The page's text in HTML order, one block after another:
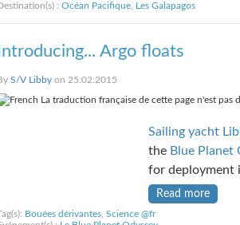
: Océan Pacifique, Les Galapagos
Introducing... Argo floats
S/V Libbyon 25.02.2015
La traduction française de cette page n'est pas
Sailing yacht
the Blue Planet
for deployment
Read more
Bouées dérivantes, Science @fr